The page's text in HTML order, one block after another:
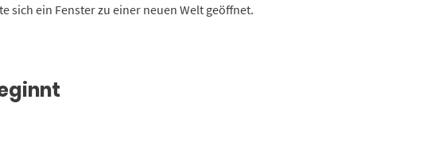
sich ein Fenster zu einer neuen Welt geöffnet.